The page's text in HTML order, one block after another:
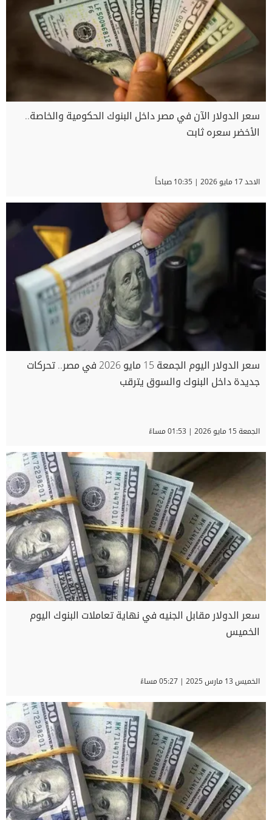
سعر الدولار الآن في مصر داخل البنوك الحكومية والخاصة..
الأخضر سعره ثابت
الاحد 17 مايو 2026 | 10:35 صباحاً
سعر الدولار اليوم الجمعة 15 مايو 2026 في مصر.. تحركات
جديدة داخل البنوك والسوق يترقب
الجمعة 15 مايو 2026 | 01:53 مساءً
سعر الدولار مقابل الجنيه في نهاية تعاملات البنوك اليوم
الخميس
الخميس 13 مارس 2025 | 05:27 مساءً